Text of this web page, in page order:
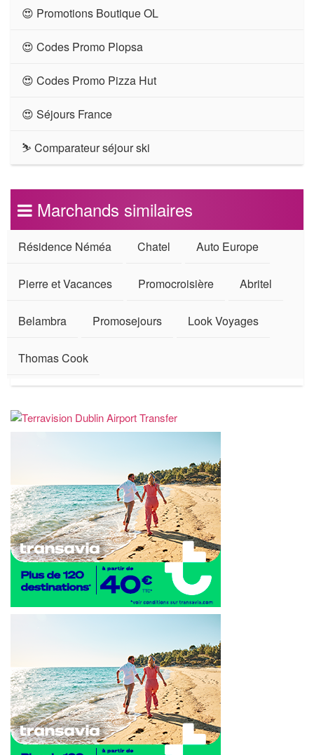
😍 Promotions Boutique OL
😍 Codes Promo Plopsa
😍 Codes Promo Pizza Hut
😍 Séjours France
⛷ Comparateur séjour ski
Marchands similaires
Résidence Néméa Chatel Auto Europe
Pierre et Vacances Promocroisière Abritel
Belambra Promosejours Look Voyages
Thomas Cook